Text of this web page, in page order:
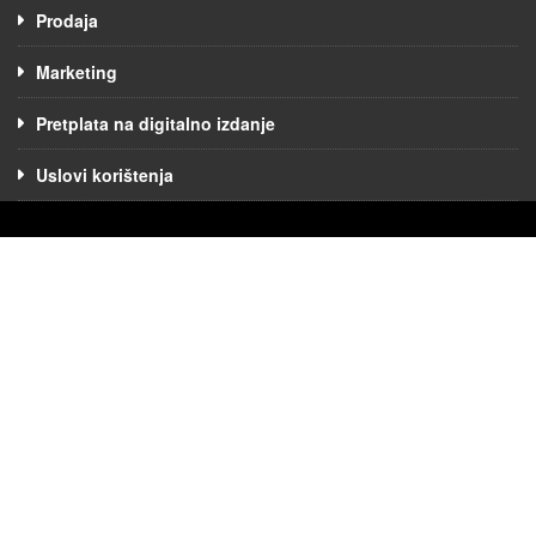
Prodaja
Marketing
Pretplata na digitalno izdanje
Uslovi korištenja